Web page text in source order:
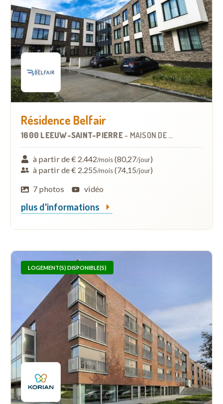
Résidence Belfair
1600 LEEUW-SAINT-PIERRE - MAISON DE REPOS
à partir de € 2.442/mois(80,27/jour)
à partir de € 2.255/mois(74,15/jour)
7 photos
vidéo
plus d'informations
LOGEMENT(S) DISPONIBLE(S)